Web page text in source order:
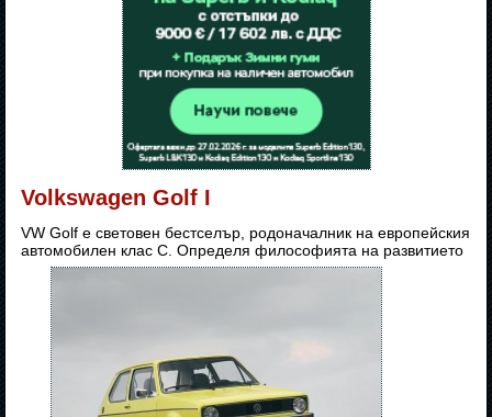
Volkswagen Golf I
VW Golf е световен бестселър, родоначалник на европейския
автомобилен клас С. Определя философията на развитието